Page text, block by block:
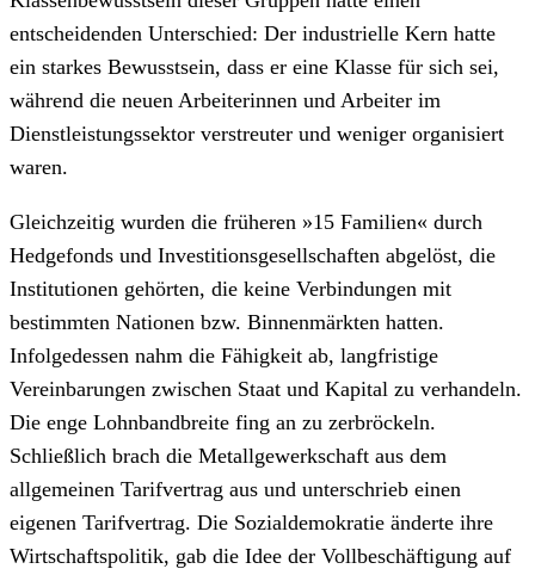
entscheidenden Unterschied: Der industrielle Kern hatte
ein starkes Bewusstsein, dass er eine Klasse für sich sei,
während die neuen Arbeiterinnen und Arbeiter im
Dienstleistungssektor verstreuter und weniger organisiert
waren.
Gleichzeitig wurden die früheren »15 Familien« durch
Hedgefonds und Investitionsgesellschaften abgelöst, die
Institutionen gehörten, die keine Verbindungen mit
bestimmten Nationen bzw. Binnenmärkten hatten.
Infolgedessen nahm die Fähigkeit ab, langfristige
Vereinbarungen zwischen Staat und Kapital zu verhandeln.
Die enge Lohnbandbreite fing an zu zerbröckeln.
Schließlich brach die Metallgewerkschaft aus dem
allgemeinen Tarifvertrag aus und unterschrieb einen
eigenen Tarifvertrag. Die Sozialdemokratie änderte ihre
Wirtschaftspolitik, gab die Idee der Vollbeschäftigung auf